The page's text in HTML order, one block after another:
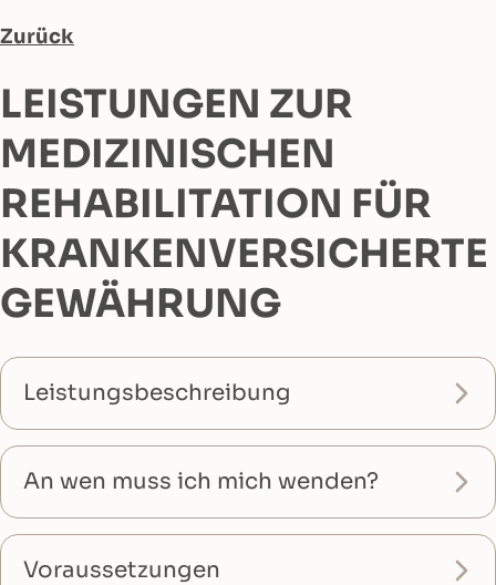
Zurück
LEISTUNGEN ZUR
MEDIZINISCHEN
REHABILITATION FÜR
KRANKENVERSICHERTE
GEWÄHRUNG
Leistungsbeschreibung
An wen muss ich mich wenden?
Voraussetzungen